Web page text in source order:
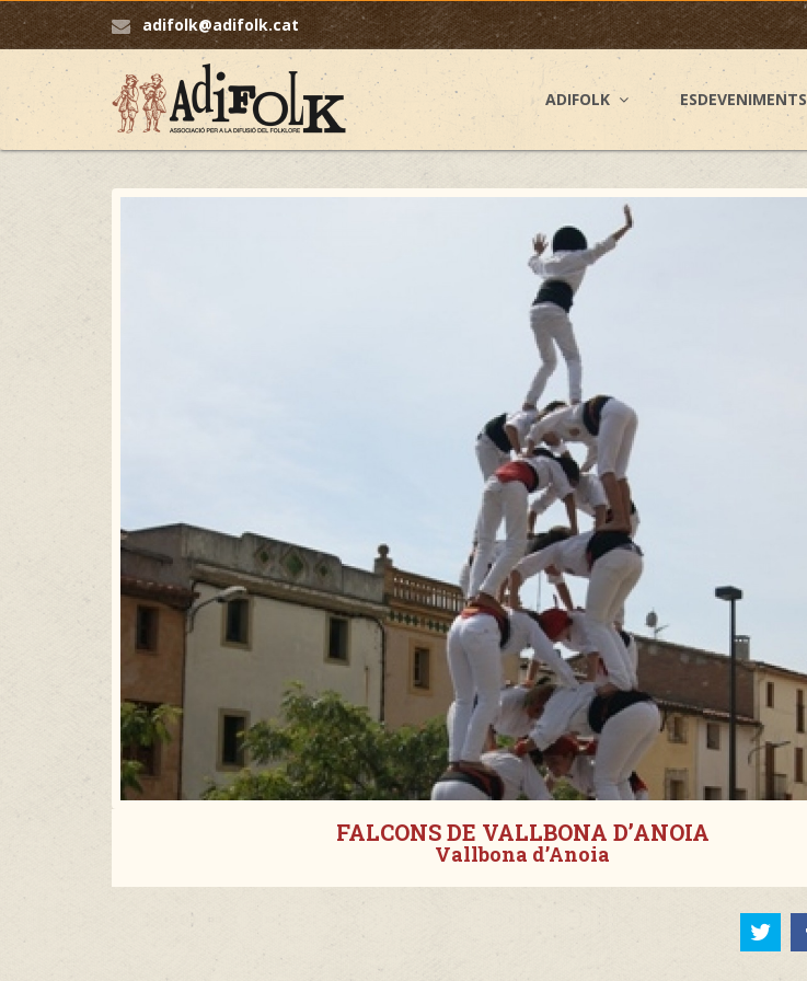
adifolk@adifolk.cat
ADIFOLK ESDEVENIMENTS
FALCONS DE VALLBONA D’ANOIA
Vallbona d’Anoia